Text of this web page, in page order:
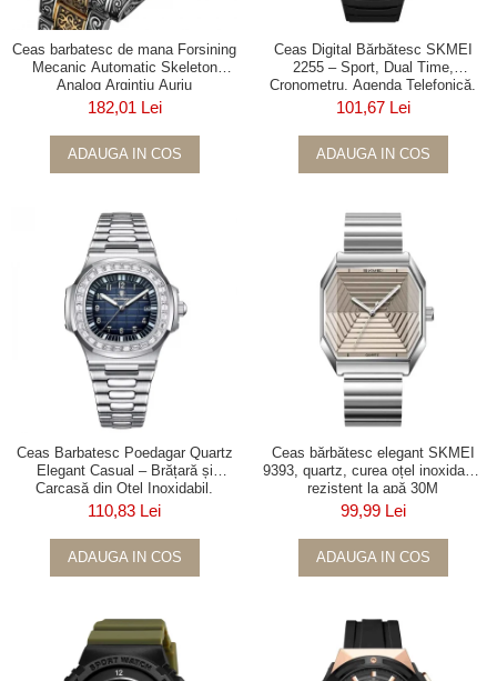
Ceas barbatesc de mana Forsining
Mecanic Automatic Skeleton
Analog Argintiu Auriu
182,01 Lei
ADAUGA IN COS
Ceas Digital Bărbătesc SKMEI
2255 – Sport, Dual Time,
Cronometru, Agenda Telefonică,
Casual, Afișaj LED
101,67 Lei
ADAUGA IN COS
Ceas Barbatesc Poedagar Quartz
Elegant Casual – Brățară și
Carcasă din Oțel Inoxidabil,
Cadran Albastru, Indici Luminoși
110,83 Lei
ADAUGA IN COS
Ceas bărbătesc elegant SKMEI
9393, quartz, curea oțel inoxidabil,
rezistent la apă 30M
99,99 Lei
ADAUGA IN COS